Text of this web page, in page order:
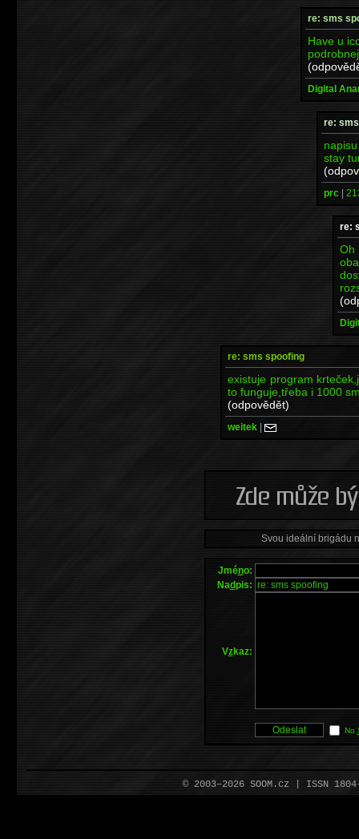
re: sms
Have u
Digital
re:
stay
prc |
re:
re: sms spoofing
existuje program
to funguje,třeba i 1000
(odpovědět)
weitek |
Svou ideální brigádu
Jméno:
Nadpis:
Vzkaz:
No
© 2003–2026 SOOM.cz | ISSN